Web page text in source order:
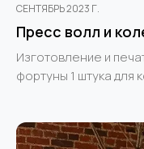
СЕНТЯБРЬ 2023 Г.
Пресс волл и
Изготовление и
фортуны 1 штука для